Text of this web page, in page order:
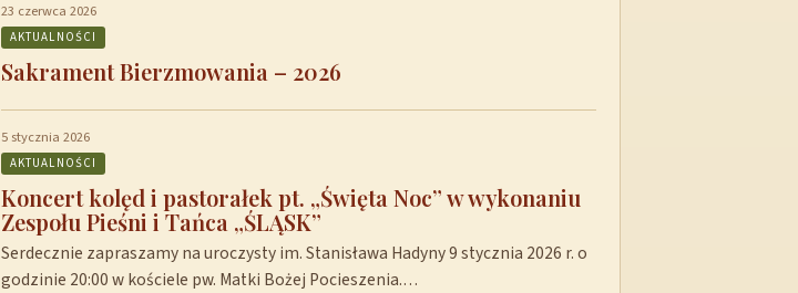
23 czerwca 2026
AKTUALNOŚCI
Sakrament Bierzmowania – 2026
5 stycznia 2026
AKTUALNOŚCI
Koncert kolęd i pastorałek pt. „Święta Noc” w wykonaniu
Zespołu Pieśni i Tańca „ŚLĄSK”
Serdecznie zapraszamy na uroczysty im. Stanisława Hadyny 9 stycznia 2026 r. o
godzinie 20:00 w kościele pw. Matki Bożej Pocieszenia.…